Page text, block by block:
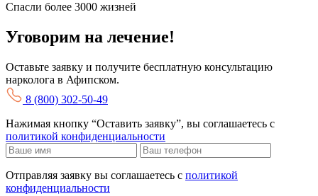
Спасли более 3000 жизней
Уговорим на лечение!
Оставьте заявку и получите бесплатную консультацию
нарколога в Афипском.
8 (800) 302-50-49
Нажимая кнопку “Оставить заявку”, вы соглашаетесь с
политикой конфиденциальности
Отправляя заявку вы соглашаетесь с политикой
конфиденциальности